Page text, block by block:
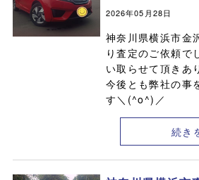
2026年05月28日
神奈川県横浜市金
り査定のご依頼で
い取らせて頂きあ
今後とも弊社の事
す＼(^o^)／
続き